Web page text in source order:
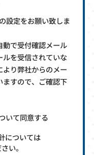
設定をお願い致しま
動で受付確認メール
ルを受信されていな
り弊社からのメー
ますので、ご確認下
いて同意する
については
い。